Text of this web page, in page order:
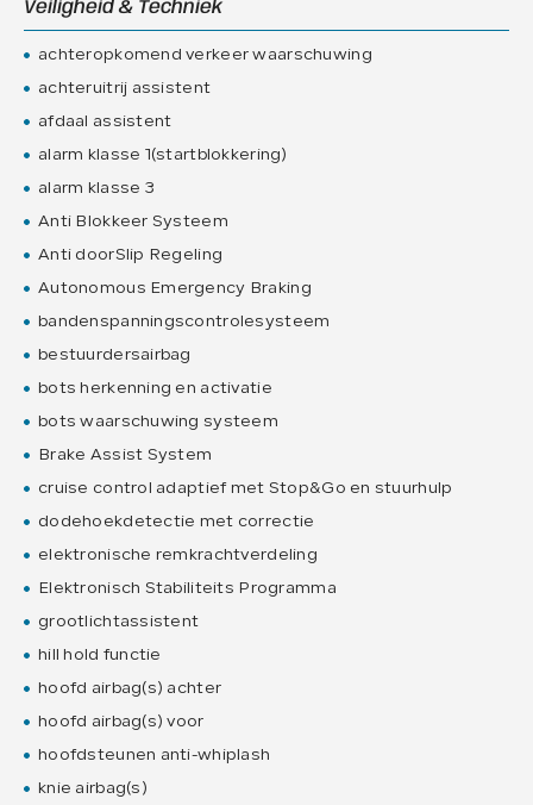
Veiligheid & Techniek
achteropkomend verkeer waarschuwing
achteruitrij assistent
afdaal assistent
alarm klasse 1(startblokkering)
alarm klasse 3
Anti Blokkeer Systeem
Anti doorSlip Regeling
Autonomous Emergency Braking
bandenspanningscontrolesysteem
bestuurdersairbag
bots herkenning en activatie
bots waarschuwing systeem
Brake Assist System
cruise control adaptief met Stop&Go en stuurhulp
dodehoekdetectie met correctie
elektronische remkrachtverdeling
Elektronisch Stabiliteits Programma
grootlichtassistent
hill hold functie
hoofd airbag(s) achter
hoofd airbag(s) voor
hoofdsteunen anti-whiplash
knie airbag(s)